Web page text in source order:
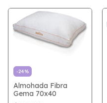
-24%
Almohada Fibra
Gema 70x40